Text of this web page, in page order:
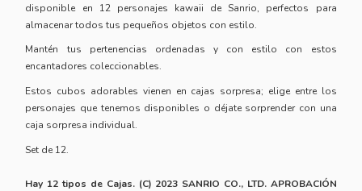
disponible en 12 personajes kawaii de Sanrio, perfectos para
almacenar todos tus pequeños objetos con estilo.
Mantén tus pertenencias ordenadas y con estilo con estos
encantadores coleccionables.
Estos cubos adorables vienen en cajas sorpresa; elige entre los
personajes que tenemos disponibles o déjate sorprender con una
caja sorpresa individual.
Set de 12.
Hay 12 tipos de Cajas. (C) 2023 SANRIO CO., LTD. APROBACIÓN